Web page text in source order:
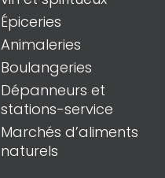
Épiceries
Animaleries
Boulangeries
Dépanneurs et
stations-service
Marchés d’aliments
naturels